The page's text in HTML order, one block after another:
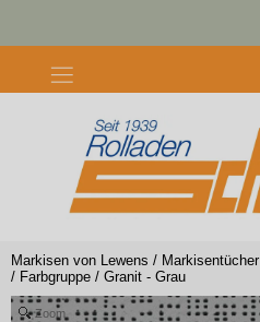
Markisen von Lewens / Markisentücher
/ Farbgruppe / Granit - Grau
Zoom